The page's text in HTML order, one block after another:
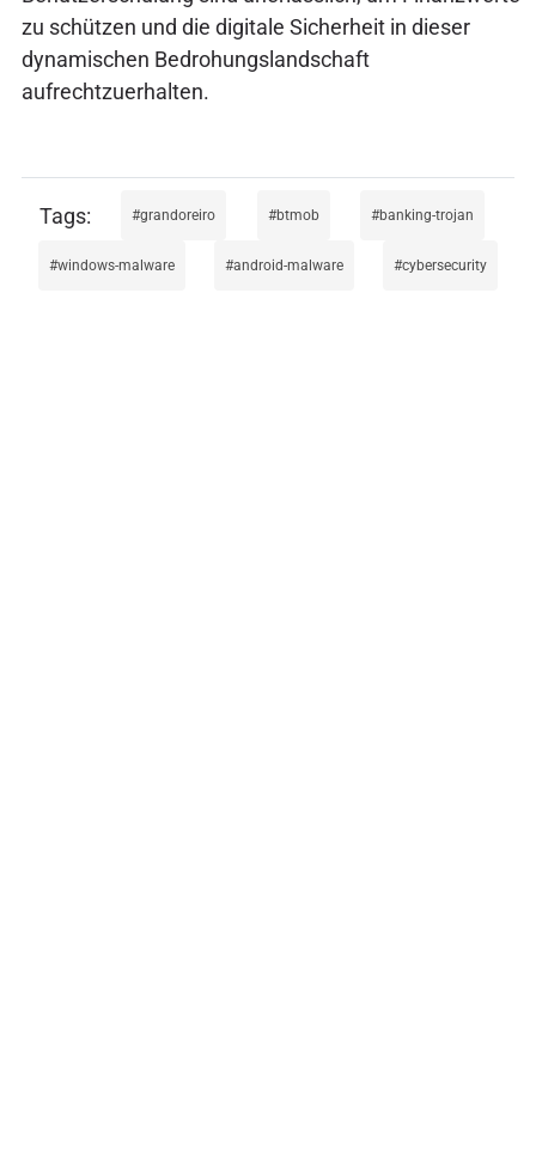
zu schützen und die digitale Sicherheit in dieser
dynamischen Bedrohungslandschaft
aufrechtzuerhalten.
grandoreiro btmob banking-trojan
windows-malware android-malware cybersecurity